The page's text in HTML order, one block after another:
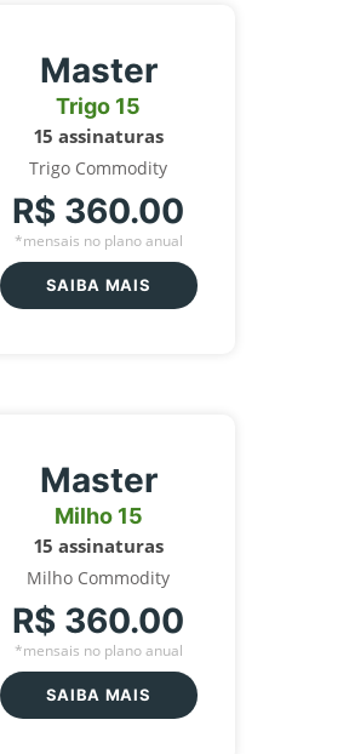
Master
Trigo 15
15 assinaturas
Trigo Commodity
R$ 360.00
*mensais no plano anual
SAIBA MAIS
Master
Milho 15
15 assinaturas
Milho Commodity
R$ 360.00
*mensais no plano anual
SAIBA MAIS